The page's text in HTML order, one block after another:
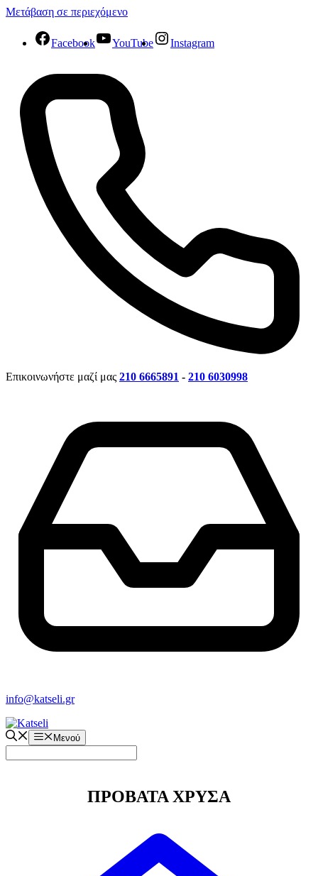
Μετάβαση σε περιεχόμενο
Facebook YouTube Instagram
Επικοινωνήστε μαζί μας 210 6665891 - 210 6030998
info@katseli.gr
Μενού
ΠΡΟΒΑΤΑ ΧΡΥΣΑ